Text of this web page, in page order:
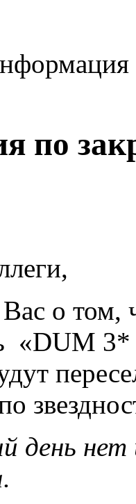
по
о том,
«DUM
день